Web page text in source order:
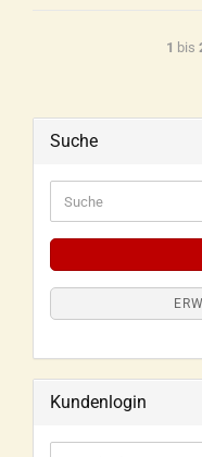
1 bis
Suche
Kundenlogin